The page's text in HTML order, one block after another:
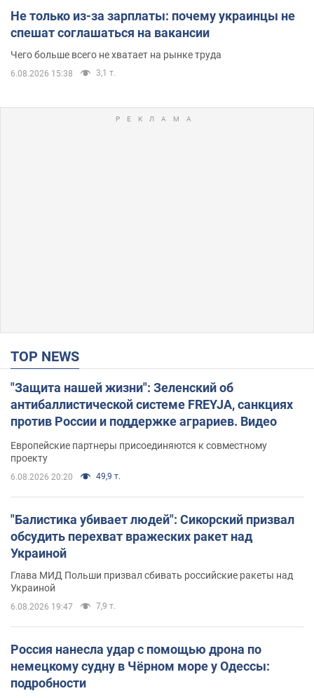
Не только из-за зарплаты: почему украинцы не
спешат соглашаться на вакансии
Чего больше всего не хватает на рынке труда
6.08.2026 15:38 3,1 т.
TOP NEWS
"Защита нашей жизни": Зеленский об
антибаллистической системе FREYJA, санкциях
против России и поддержке аграриев. Видео
Европейские партнеры присоединяются к совместному
проекту
6.08.2026 20:20 49,9 т.
"Балистика убивает людей": Сикорский призвал
обсудить перехват вражеских ракет над
Украиной
Глава МИД Польши призвал сбивать российские ракеты над
Украиной
6.08.2026 19:47 7,9 т.
Россия нанесла удар с помощью дрона по
немецкому судну в Чёрном море у Одессы:
подробности